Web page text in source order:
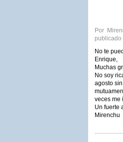
Por
publicado
No te
Enrique,
Muchas
No soy
agosto
veces me
Un fuerte
Mirenchu